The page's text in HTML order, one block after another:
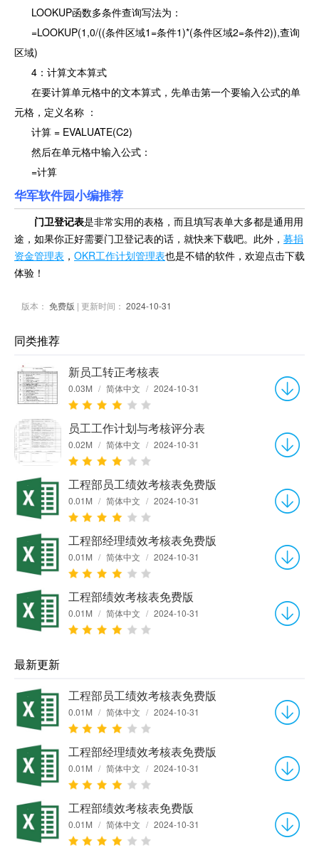
LOOKUP函数多条件查询写法为：
=LOOKUP(1,0/((条件区域1=条件1)*(条件区域2=条件2)),查询
区域)
4：计算文本算式
在要计算单元格中的文本算式，先单击第一个要输入公式的单
元格，定义名称 ：
计算 = EVALUATE(C2)
然后在单元格中输入公式：
=计算
华军软件园小编推荐
门卫登记表是非常实用的表格，而且填写表单大多都是通用用
途，如果你正好需要门卫登记表的话，就快来下载吧。此外， 募捐
资金管理表 ， OKR工作计划管理表也是不错的软件，欢迎点击下载
体验！
版本： 免费版 | 更新时间： 2024-10-31
同类推荐
新员工转正考核表
0.03M / 简体中文 / 2024-10-31
员工工作计划与考核评分表
0.02M / 简体中文 / 2024-10-31
工程部员工绩效考核表免费版
0.01M / 简体中文 / 2024-10-31
工程部经理绩效考核表免费版
0.01M / 简体中文 / 2024-10-31
工程部绩效考核表免费版
0.01M / 简体中文 / 2024-10-31
最新更新
工程部员工绩效考核表免费版
0.01M / 简体中文 / 2024-10-31
工程部经理绩效考核表免费版
0.01M / 简体中文 / 2024-10-31
工程部绩效考核表免费版
0.01M / 简体中文 / 2024-10-31